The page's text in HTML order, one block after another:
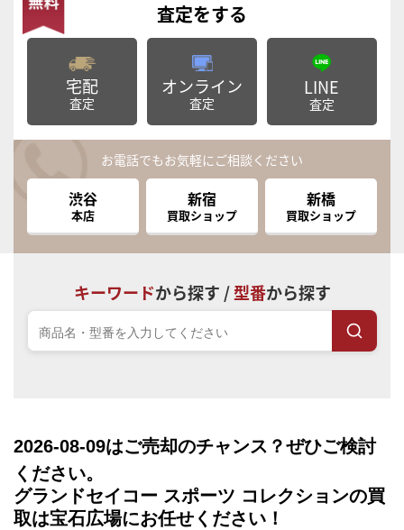
査定をする
宅配
査定
オンライン
査定
LINE
査定
お電話でもお気軽にご相談ください
渋谷
本店
新宿
買取ショップ
新橋
買取ショップ
キーワードから探す /型番から探す
2026-08-09はご売却のチャンス？ぜひご検討
ください。
グランドセイコー スポーツ コレクションの買
取は宝石広場にお任せください！